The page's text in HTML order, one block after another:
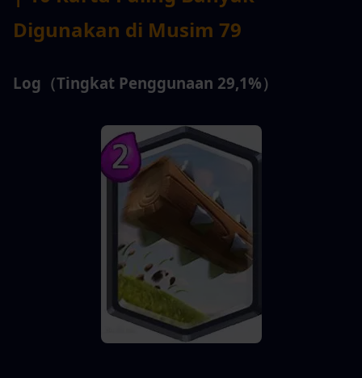
Digunakan di Musim 79
Log（Tingkat Penggunaan 29,1%）